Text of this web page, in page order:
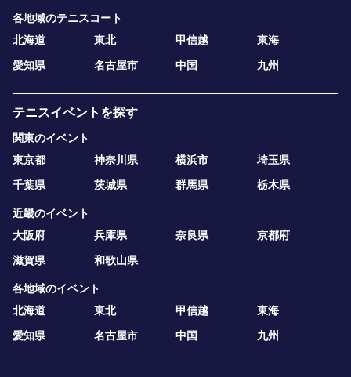
各地域のテニスコート
北海道
東北 甲信越
東海
愛知県
名古屋市 中国 九州
テニスイベントを探す
関東のイベント
東京都
神奈川県 横浜市
埼玉県
千葉県
茨城県 群馬県 栃木県
近畿のイベント
大阪府
兵庫県 奈良県
京都府
滋賀県
和歌山県
各地域のイベント
北海道
東北 甲信越
東海
愛知県
名古屋市 中国 九州